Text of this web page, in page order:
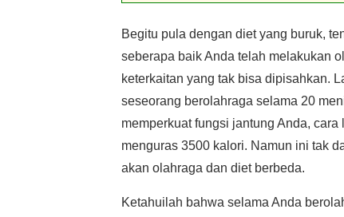
Begitu pula dengan diet yang buruk,
seberapa baik Anda telah melakukan
keterkaitan yang tak bisa dipisahkan.
seseorang berolahraga selama 20
memperkuat fungsi jantung Anda,
menguras 3500 kalori. Namun ini tak
akan olahraga dan diet berbeda.
Ketahuilah bahwa selama Anda